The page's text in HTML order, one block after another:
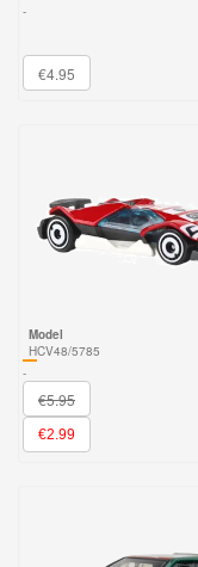
-
€4.95
Model
HCV48/5785
-
€5.95
€2.99